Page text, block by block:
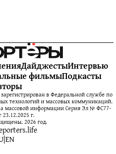
ДайджестыИнтервью
фильмыПодкасты
в Федеральной службе по
технологий и массовых коммуникаций.
массовой информации Серия Эл № ФС77-
23.12.2025 г.
2026 год.
|EN